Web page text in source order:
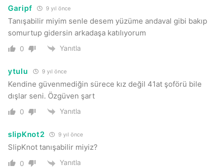
Garipf 9 yıl önce
Tanışabilir miyim senle desem yüzüme andaval gibi bakıp
somurtup gidersin arkadaşa katılıyorum
0 Yanıtla
ytulu 9 yıl önce
Kendine güvenmediğin sürece kız değil 41at şoförü bile
dışlar seni. Özgüven şart
0 Yanıtla
slipKnot2 9 yıl önce
SlipKnot tanışabilir miyiz?
0 Yanıtla